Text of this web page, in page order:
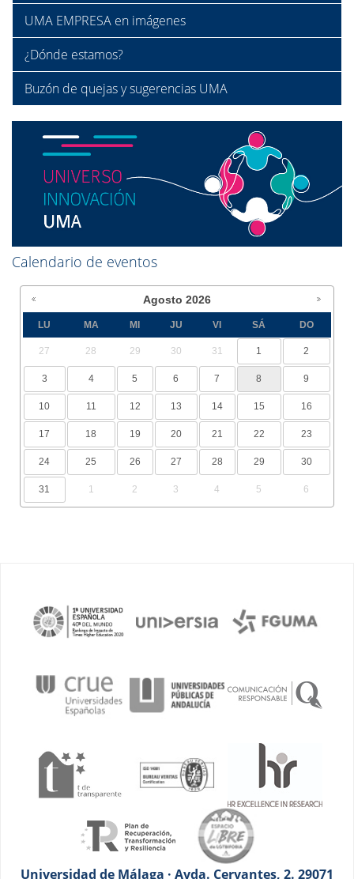
UMA EMPRESA en imágenes
¿Dónde estamos?
Buzón de quejas y sugerencias UMA
Calendario de eventos
Agosto 2026
LU MA MI JU VI SÁ DO
27 28 29 30 31 1 2
3 4 5 6 7 8 9
10 11 12 13 14 15 16
17 18 19 20 21 22 23
24 25 26 27 28 29 30
31 1 2 3 4 5 6
Universidad de Málaga · Avda. Cervantes, 2. 29071